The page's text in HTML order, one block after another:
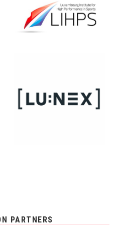
PARTNERS